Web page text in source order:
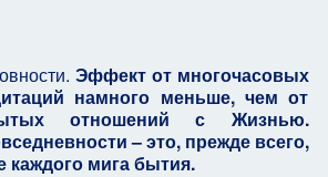
Эффект от многочасовых
намного меньше, чем от
отношений с Жизнью.
– это, прежде всего,
мига бытия.